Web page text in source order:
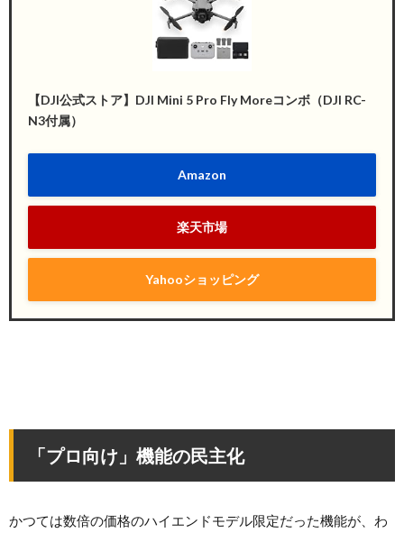
【DJI公式ストア】DJI Mini 5 Pro Fly Moreコンボ（DJI RC-
N3付属）
Amazon
楽天市場
Yahooショッピング
「プロ向け」機能の民主化
かつては数倍の価格のハイエンドモデル限定だった機能が、わ